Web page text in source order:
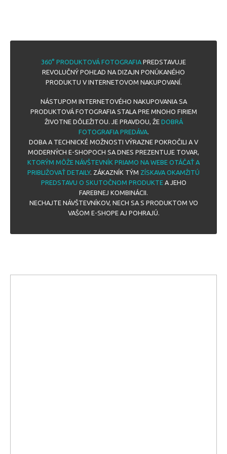
360° PRODUKTOVÁ FOTOGRAFIA PREDSTAVUJE
REVOLUČNÝ POHĽAD NA DIZAJN PONÚKANÉHO
PRODUKTU V INTERNETOVOM NAKUPOVANÍ.
NÁSTUPOM INTERNETOVÉHO NAKUPOVANIA SA
PRODUKTOVÁ FOTOGRAFIA STALA PRE MNOHO FIRIEM
ŽIVOTNE DÔLEŽITOU. JE PRAVDOU, ŽE DOBRÁ
FOTOGRAFIA PREDÁVA.
DOBA A TECHNICKÉ MOŽNOSTI VÝRAZNE POKROČILI A V
MODERNÝCH E-SHOPOCH SA DNES PREZENTUJE TOVAR,
KTORÝM MÔŽE NÁVŠTEVNÍK PRIAMO NA WEBE OTÁČAŤ A
PRIBLIŽOVAŤ DETAILY. ZÁKAZNÍK TÝM ZÍSKAVA OKAMŽITÚ
PREDSTAVU O SKUTOČNOM PRODUKTEA JEHO
FAREBNEJ KOMBINÁCII.
NECHAJTE NÁVŠTEVNÍKOV, NECH SA S PRODUKTOM VO
VAŠOM E-SHOPE AJ POHRAJÚ.